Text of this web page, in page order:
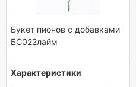
Букет пионов с добавками
БС022лайм
Характеристики